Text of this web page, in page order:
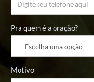
Pra quem é a oração?
Motivo